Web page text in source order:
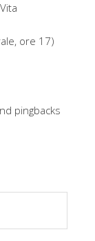
ore 17)
pingbacks